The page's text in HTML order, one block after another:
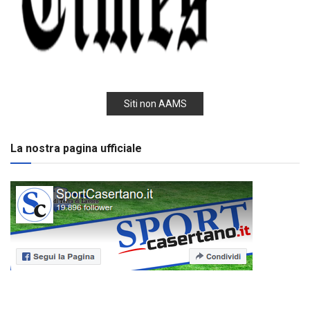
Siti non AAMS
La nostra pagina ufficiale